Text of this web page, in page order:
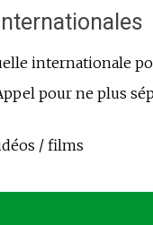
internationale
pour ne plus
/ films